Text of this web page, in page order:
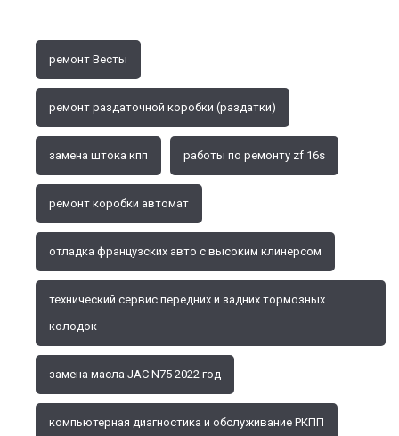
ремонт Весты
ремонт раздаточной коробки (раздатки)
замена штока кпп работы по ремонту zf 16s
ремонт коробки автомат
отладка французских авто с высоким клинерсом
технический сервис передних и задних тормозных
колодок
замена масла JAC N75 2022 год
компьютерная диагностика и обслуживание РКПП